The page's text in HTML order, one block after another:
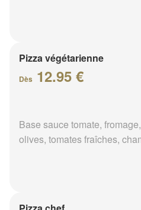
Pizza végétarienne
Dès 12.95 €
Base sauce tomate,
olives, tomates fraîches,